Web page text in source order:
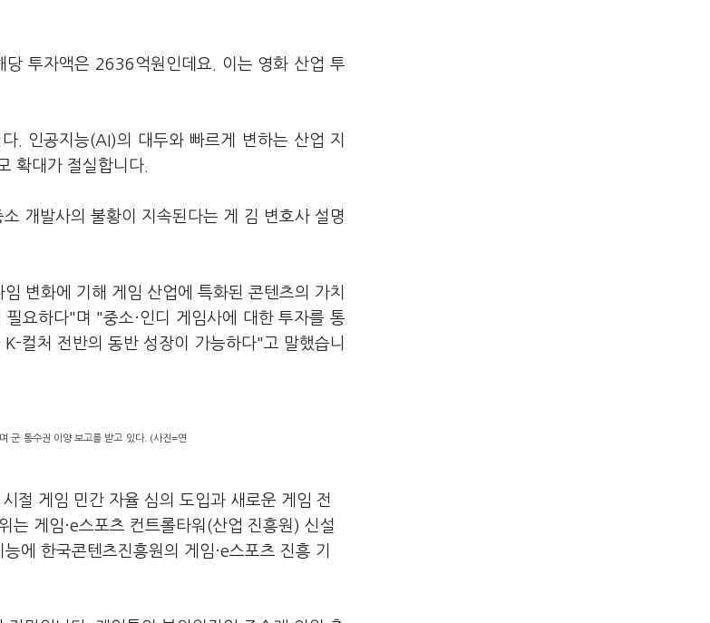
투자액은 2636억원인데요. 이는 영화 산업 투
. 인공지능(AI)의 대두와 빠르게 변하는 산업 지
확대가 절실합니다.
개발사의 불황이 지속된다는 게 김 변호사 설명
변화에 기해 게임 산업에 특화된 콘텐츠의 가치
요하다"며 "중소·인디 게임사에 대한 투자를 통
컬처 전반의 동반 성장이 가능하다"고 말했습니
군 통수권 이양 보고를 받고 있다. (사진=연
절 게임 민간 자율 심의 도입과 새로운 게임 전
는 게임·e스포츠 컨트롤타워(산업 진흥원) 신설
에 한국콘텐츠진흥원의 게임·e스포츠 진흥 기